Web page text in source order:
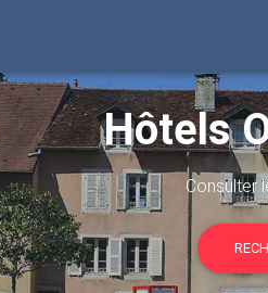
Hôtels
Consulter